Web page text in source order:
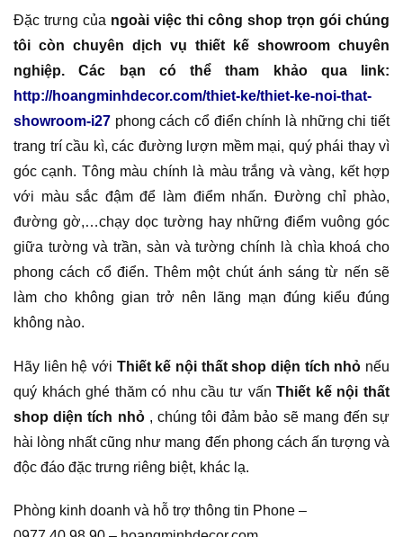
Đặc trưng của ngoài việc thi công shop trọn gói chúng
tôi còn chuyên dịch vụ thiết kế showroom chuyên
nghiệp. Các bạn có thể tham khảo qua link:
http://hoangminhdecor.com/thiet-ke/thiet-ke-noi-that-
showroom-i27 phong cách cổ điển chính là những chi tiết
trang trí cầu kì, các đường lượn mềm mại, quý phái thay vì
góc cạnh. Tông màu chính là màu trắng và vàng, kết hợp
với màu sắc đậm để làm điểm nhấn. Đường chỉ phào,
đường gờ,…chạy dọc tường hay những điểm vuông góc
giữa tường và trần, sàn và tường chính là chìa khoá cho
phong cách cổ điển. Thêm một chút ánh sáng từ nến sẽ
làm cho không gian trở nên lãng mạn đúng kiểu đúng
không nào.
Hãy liên hệ với Thiết kế nội thất shop diện tích nhỏ nếu
quý khách ghé thăm có nhu cầu tư vấnThiết kế nội thất
shop diện tích nhỏ, chúng tôi đảm bảo sẽ mang đến sự
hài lòng nhất cũng như mang đến phong cách ấn tượng và
độc đáo đặc trưng riêng biệt, khác lạ.
Phòng kinh doanh và hỗ trợ thông tin Phone –